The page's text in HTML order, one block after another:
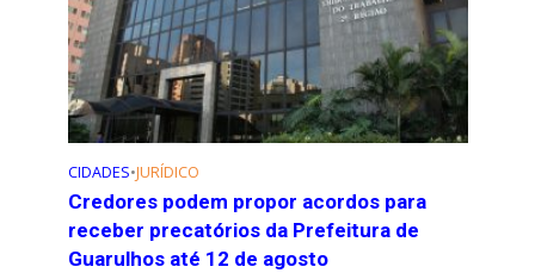
CIDADES•JURÍDICO
Credores podem propor acordos para
receber precatórios da Prefeitura de
Guarulhos até 12 de agosto